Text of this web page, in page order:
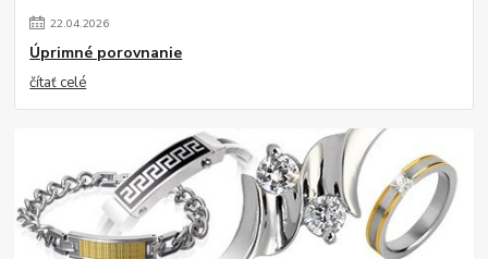
22.04.2026
Úprimné porovnanie
čítať celé